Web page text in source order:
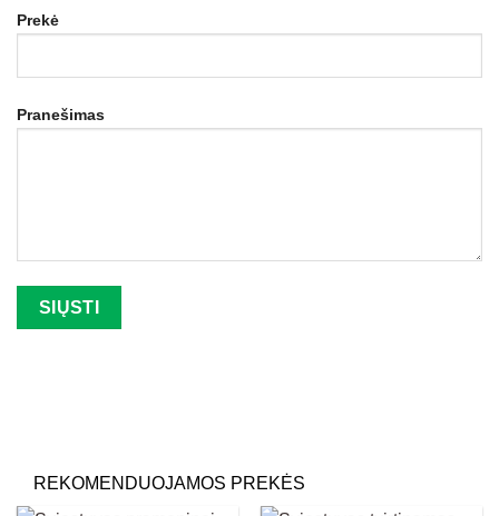
Prekė
Pranešimas
REKOMENDUOJAMOS PREKĖS